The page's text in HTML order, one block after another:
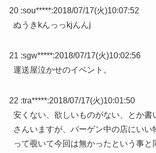
20 :sou*****:2018/07/17(火)10:07:52
ぬうきkんっっkjんんj
21 :sgw*****:2018/07/17(火)10:02:56
運送屋泣かせのイベント。
22 :tra*****:2018/07/17(火)10:01:50
安くない、欲しいものがない、とか書
さんいますが、バーゲン中の店にいい
って覗いて今回は無かったという事と